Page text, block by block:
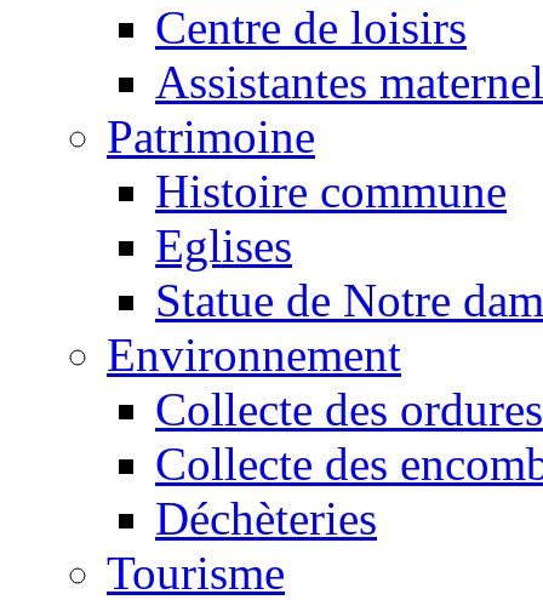
Centre de loisirs
Assistantes
Patrimoine
Histoire commune
Eglises
Statue de Notre
Environnement
Collecte des ordures
Collecte des
Déchèteries
Tourisme